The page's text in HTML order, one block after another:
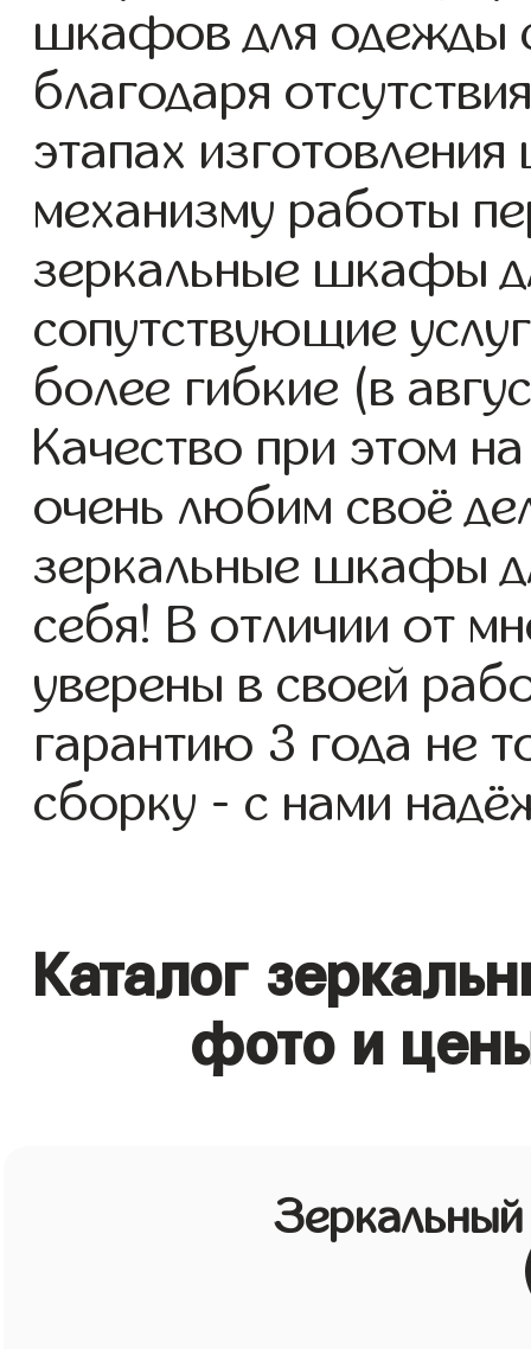
шкафов для одежды
благодаря
этапах
механизму работы
зеркальные шкафы
сопутствующие
более гибкие (в
Качество при этом
очень любим своё
зеркальные шкафы
себя! В отличии от
уверены в своей
гарантию 3 года не
сборку - с нами
Каталог
фото и